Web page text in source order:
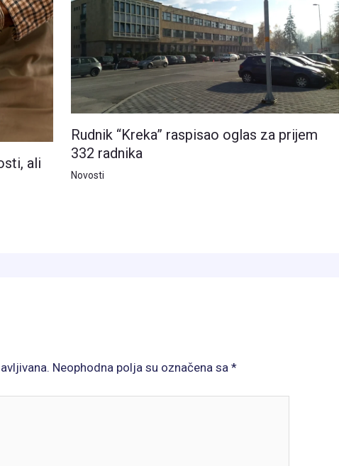
ali
Rudnik “Kreka” raspisao oglas za prijem
332 radnika
Novosti
Neophodna polja su označena sa *